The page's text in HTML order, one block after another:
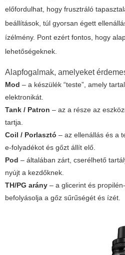
előfordulhat, hogy frusztráló
beállítások, túl gyorsan égett
ízélmény. Pont ezért fontos, hogy
lehetőségeknek.
Alapfogalmak, amelyeket
Mod – a készülék “teste”, amely
elektronikát.
Tank / Patron – az a része az
tartja.
Coil / Porlasztó – az ellenállás és a
e-folyadékot és gőzt állít elő.
Pod – általában zárt, cserélhető
nyújt a kezdőknek.
TH/PG arány – a glicerint és
befolyásolja a gőz sűrűségét és ízét.